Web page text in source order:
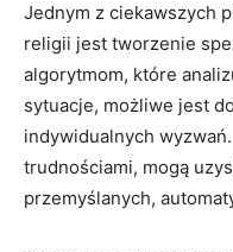
Jednym z ciekawszych
religii jest tworzenie
algorytmom, które
sytuacje, możliwe jest
indywidualnych
trudnościami, mogą
przemyślanych,